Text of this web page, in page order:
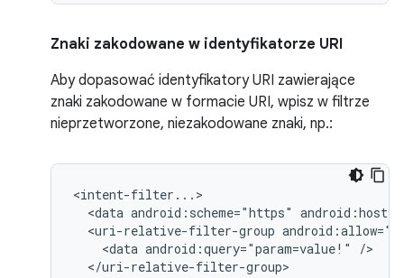
Znaki zakodowane w identyfikatorze URI
Aby dopasować identyfikatory URI zawierające
znaki zakodowane w formacie URI, wpisz w filtrze
nieprzetworzone, niezakodowane znaki, np.:
<data android:scheme="https"
<uri-relative-filter-group
<data android:query="param=value!"